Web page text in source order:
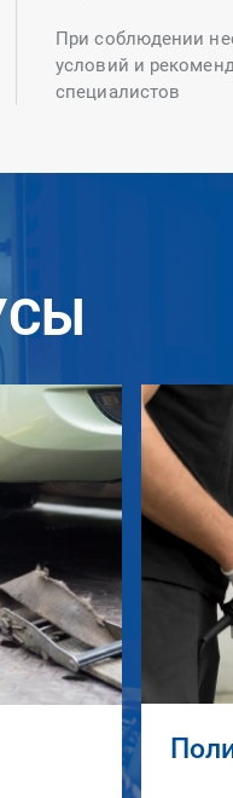
При соблюдении
условий и
специалистов